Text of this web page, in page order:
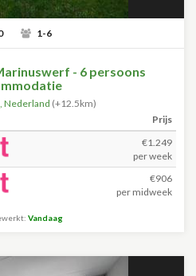
1-6
- 6 persoons
, Nederland (+12.5km)
Prijs
€1.249
per week
€906
per midweek
Vandaag